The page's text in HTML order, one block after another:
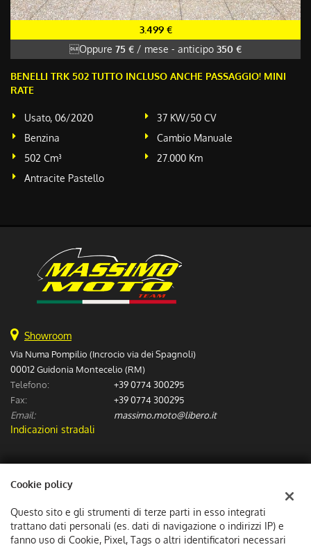
3.499 €
Oppure 75 € / mese - anticipo 350 €
BENELLI TRK 502 TUTTO INCLUSO ANCHE PASSAGGIO! MINI
RATE
Usato, 06/2020
37 KW/50 CV
Benzina
Cambio Manuale
502 Cm³
27.000 Km
Antracite Pastello
Showroom
Via Numa Pompilio (Incrocio via dei Spagnoli)
00012 Guidonia Montecelio (RM)
Telefono:
+39 0774 300295
Fax:
+39 0774 300295
Email:
massimo.moto@libero.it
Indicazioni stradali
Dati fiscali:
Massimo Moto Sas
Via Numa Pompilio (Incrocio via dei Spagnoli), Guidonia Montecelio
C.F/P.IVA: 06307601002
Registro delle imprese:RM
Cookie policy
Questo sito e gli strumenti di terze parti in esso integrati
trattano dati personali (es. dati di navigazione o indirizzi IP) e
fanno uso di Cookie, Pixel, Tags o altri identificatori necessari